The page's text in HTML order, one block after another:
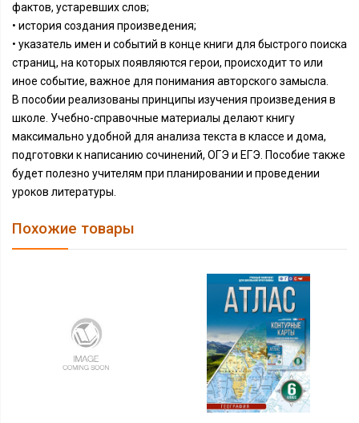
фактов, устаревших слов;
• история создания произведения;
• указатель имен и событий в конце книги для быстрого поиска
страниц, на которых появляются герои, происходит то или
иное событие, важное для понимания авторского замысла.
В пособии реализованы принципы изучения произведения в
школе. Учебно-справочные материалы делают книгу
максимально удобной для анализа текста в классе и дома,
подготовки к написанию сочинений, ОГЭ и ЕГЭ. Пособие также
будет полезно учителям при планировании и проведении
уроков литературы.
Похожие товары